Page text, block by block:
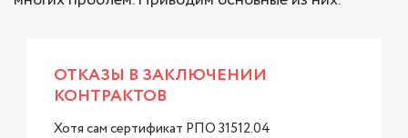
ОТКАЗЫ В ЗАКЛЮЧЕНИИ
КОНТРАКТОВ
Хотя сам сертификат РПО 31512.04